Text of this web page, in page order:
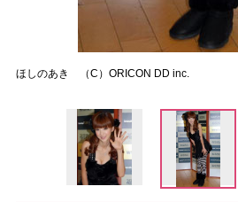
ほしのあき （C）ORICON DD inc.